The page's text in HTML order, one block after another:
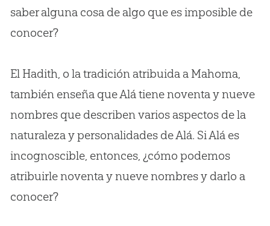
saber alguna cosa de algo que es imposible de
conocer?
El Hadith, o la tradición atribuida a Mahoma,
también enseña que Alá tiene noventa y nueve
nombres que describen varios aspectos de la
naturaleza y personalidades de Alá. Si Alá es
incognoscible, entonces, ¿cómo podemos
atribuirle noventa y nueve nombres y darlo a
conocer?